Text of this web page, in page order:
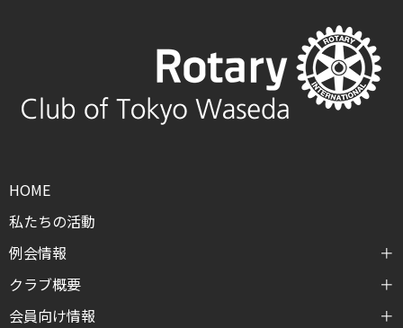
HOME
私たちの活動
例会情報
クラブ概要
会員向け情報